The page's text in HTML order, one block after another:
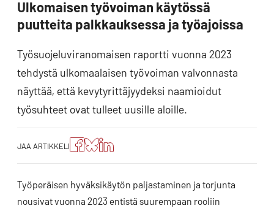
Ulkomaisen työvoiman käytössä
puutteita palkkauksessa ja työajoissa
Työsuojeluviranomaisen raportti vuonna 2023
tehdystä ulkomaalaisen työvoiman valvonnasta
näyttää, että kevytyrittäjyydeksi naamioidut
työsuhteet ovat tulleet uusille aloille.
JAA ARTIKKELI
Jaa
artikkeli
Facebookissa
Jaa
artikkeli
Blueskyssa
Jako:
Jaa
artikkeli
Työperäisen hyväksikäytön paljastaminen ja torjunta
nousivat vuonna 2023 entistä suurempaan rooliin